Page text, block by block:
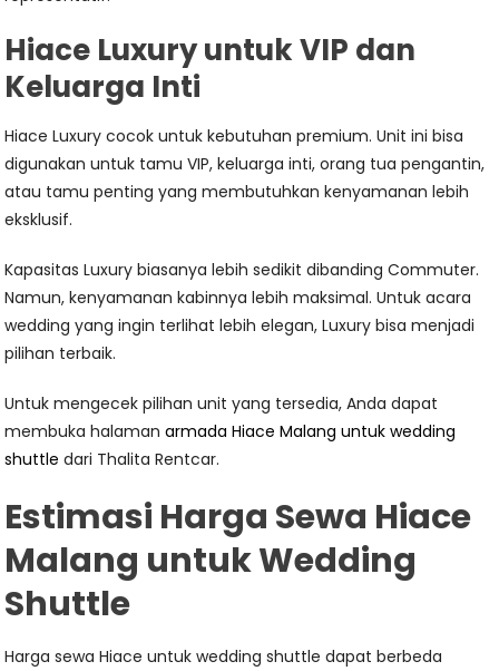
Hiace Luxury untuk VIP dan
Keluarga Inti
Hiace Luxury cocok untuk kebutuhan premium. Unit ini bisa
digunakan untuk tamu VIP, keluarga inti, orang tua pengantin,
atau tamu penting yang membutuhkan kenyamanan lebih
eksklusif.
Kapasitas Luxury biasanya lebih sedikit dibanding Commuter.
Namun, kenyamanan kabinnya lebih maksimal. Untuk acara
wedding yang ingin terlihat lebih elegan, Luxury bisa menjadi
pilihan terbaik.
Untuk mengecek pilihan unit yang tersedia, Anda dapat
membuka halamanarmada Hiace Malang untuk wedding
shuttle dari Thalita Rentcar.
Estimasi Harga Sewa Hiace
Malang untuk Wedding
Shuttle
Harga sewa Hiace untuk wedding shuttle dapat berbeda